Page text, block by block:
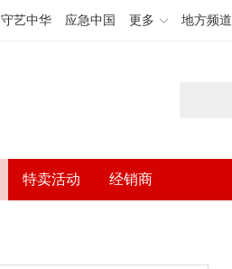
守艺中华 应急中国 更多 地方频道
特卖活动 经销商